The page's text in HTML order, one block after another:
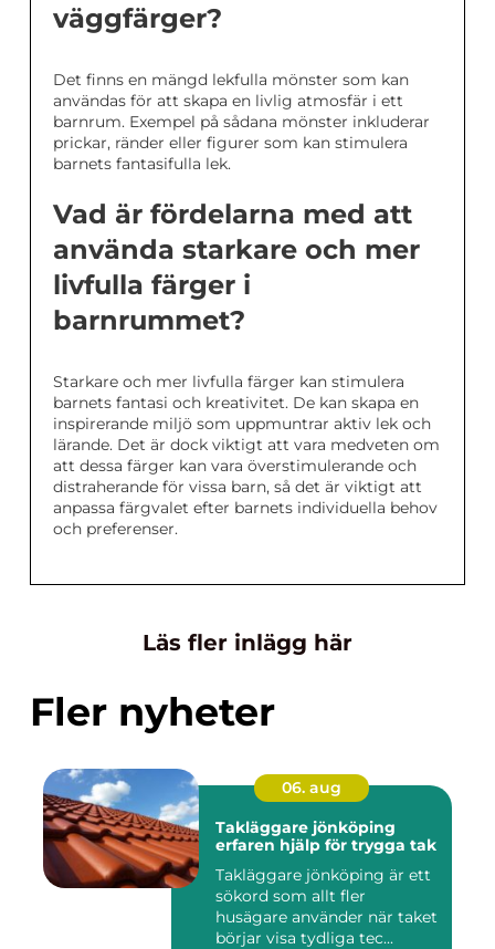
väggfärger?
Det finns en mängd lekfulla mönster som kan
användas för att skapa en livlig atmosfär i ett
barnrum. Exempel på sådana mönster inkluderar
prickar, ränder eller figurer som kan stimulera
barnets fantasifulla lek.
Vad är fördelarna med att
använda starkare och mer
livfulla färger i
barnrummet?
Starkare och mer livfulla färger kan stimulera
barnets fantasi och kreativitet. De kan skapa en
inspirerande miljö som uppmuntrar aktiv lek och
lärande. Det är dock viktigt att vara medveten om
att dessa färger kan vara överstimulerande och
distraherande för vissa barn, så det är viktigt att
anpassa färgvalet efter barnets individuella behov
och preferenser.
Läs fler inlägg här
Fler nyheter
06. aug
Takläggare jönköping
erfaren hjälp för trygga tak
Takläggare jönköping är ett
sökord som allt fler
husägare använder när taket
börjar visa tydliga tec...